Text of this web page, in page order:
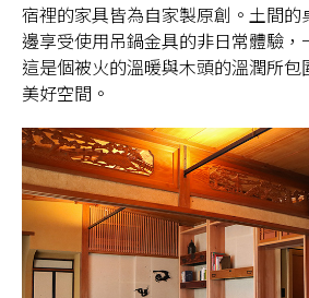
宿裡的家具皆為自家製原創。土間
邊享受使用吊鍋金具的非日常體驗，
這是個被火的溫暖與木頭的溫潤所
美好空間。